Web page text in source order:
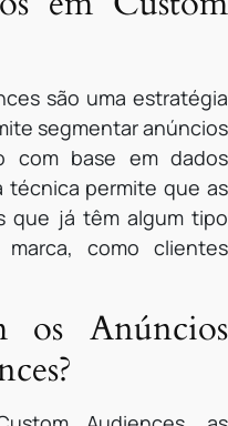
são uma estratégia
segmentar anúncios
com base em dados
técnica permite que as
que já têm algum tipo
como clientes
os Anúncios